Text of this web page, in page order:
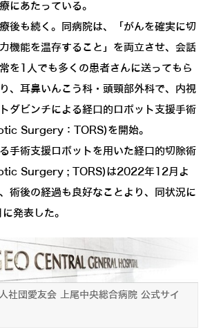
にあたっている。
後も続く。同病院は、「がんを確実に切
機能を温存すること」を両立させ、会話
を1人でも多くの患者さんに送ってもら
、耳鼻いんこう科・頭頸部外科で、内視
ダビンチによる経口的ロボット支援手術
Surgery：TORS)を開始。
手術支援ロボットを用いた経口的切除術
Surgery ; TORS)は2022年12月よ
術後の経過も良好なことより、同状況に
発表した。
社団愛友会 上尾中央総合病院 公式サイ